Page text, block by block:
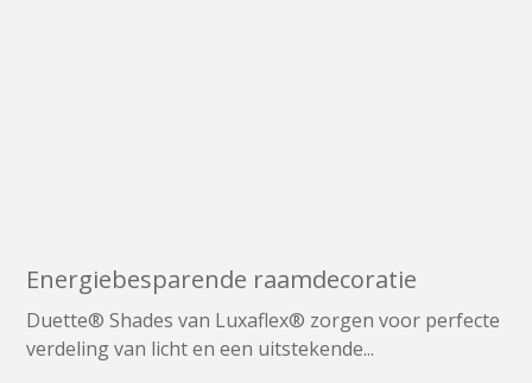
Energiebesparende raamdecoratie
Duette® Shades van Luxaflex® zorgen voor perfecte
verdeling van licht en een uitstekende...